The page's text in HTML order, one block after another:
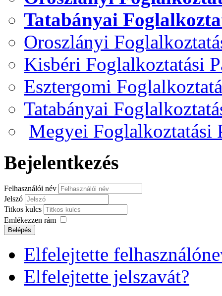
Tatabányai
Oroszlányi
Kisbéri Foglalkoztatási
Esztergomi
Tatabányai
Megyei Foglalkoztatási
Bejelentkezés
Felhasználói név
Jelszó
Titkos kulcs
Emlékezzen rám
Belépés
Elfelejtette
Elfelejtette jelszavát?